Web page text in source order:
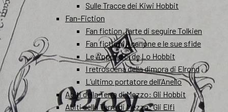
Sulle Tracce dei Kiwi Hobbit
Fan-Fiction
Fan fiction, l’arte di seguire Tolkien
Fan fiction, il canone e le sue sfide
Le Appendici de Lo Hobbit
I retroscena della dimora di Elrond
L’ultimo portatore dell’Anello
Abiti della Terra di Mezzo: Gli Hobbit
Abiti della Terra di Mezzo: Gli Elfi